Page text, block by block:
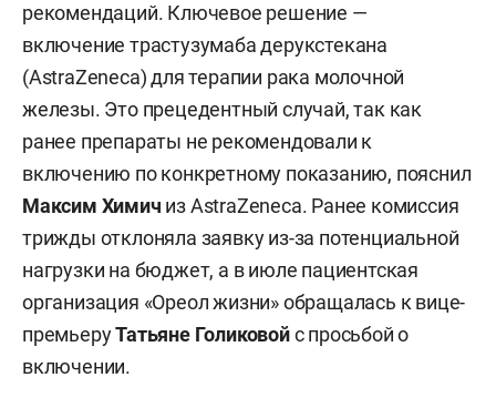
рекомендаций. Ключевое решение —
включение трастузумаба дерукстекана
(AstraZeneca) для терапии рака молочной
железы. Это прецедентный случай, так как
ранее препараты не рекомендовали к
включению по конкретному показанию, пояснил
Максим Химич из AstraZeneca. Ранее комиссия
трижды отклоняла заявку из-за потенциальной
нагрузки на бюджет, а в июле пациентская
организация «Ореол жизни» обращалась к вице-
премьеруТатьяне Голиковойс просьбой о
включении.